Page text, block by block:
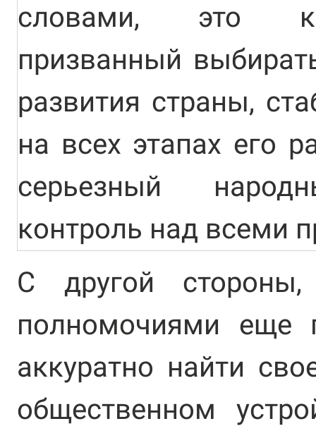
словами, это
призванный
развития страны,
на всех этапах его
серьезный
контроль над всеми
С другой
полномочиями еще
аккуратно найти
общественном